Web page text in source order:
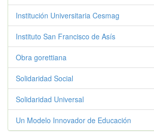
Institución Universitaria Cesmag
Instituto San Francisco de Asís
Obra gorettiana
Solidaridad Social
Solidaridad Universal
Un Modelo Innovador de Educación